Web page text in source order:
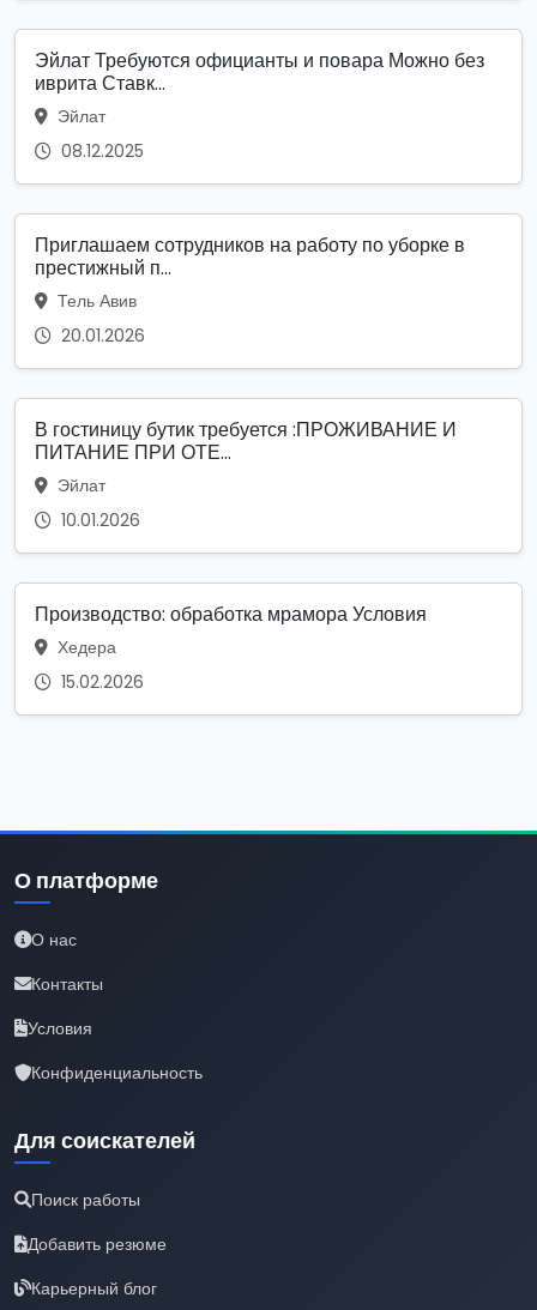
Эйлат Требуются официанты и повара Можно без
иврита Ставк...
Эйлат
08.12.2025
Приглашаем сотрудников на работу по уборке в
престижный п...
Тель Авив
20.01.2026
В гостиницу бутик требуется :ПРОЖИВАНИЕ И
ПИТАНИЕ ПРИ ОТЕ...
Эйлат
10.01.2026
Производство: обработка мрамора Условия
Хедера
15.02.2026
О платформе
О нас
Контакты
Условия
Конфиденциальность
Для соискателей
Поиск работы
Добавить резюме
Карьерный блог